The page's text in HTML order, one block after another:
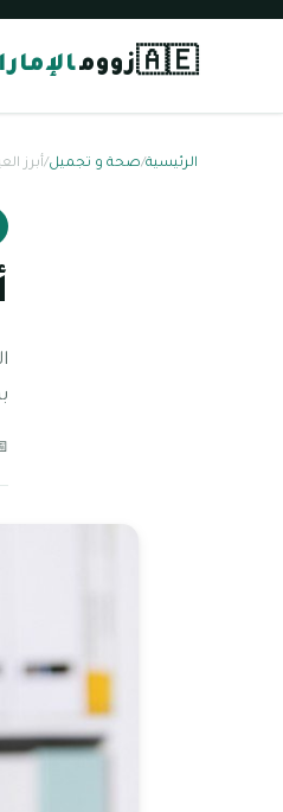
🇦🇪زووم
الرئيسية/صحة و تجميل/أبرز
📅 25